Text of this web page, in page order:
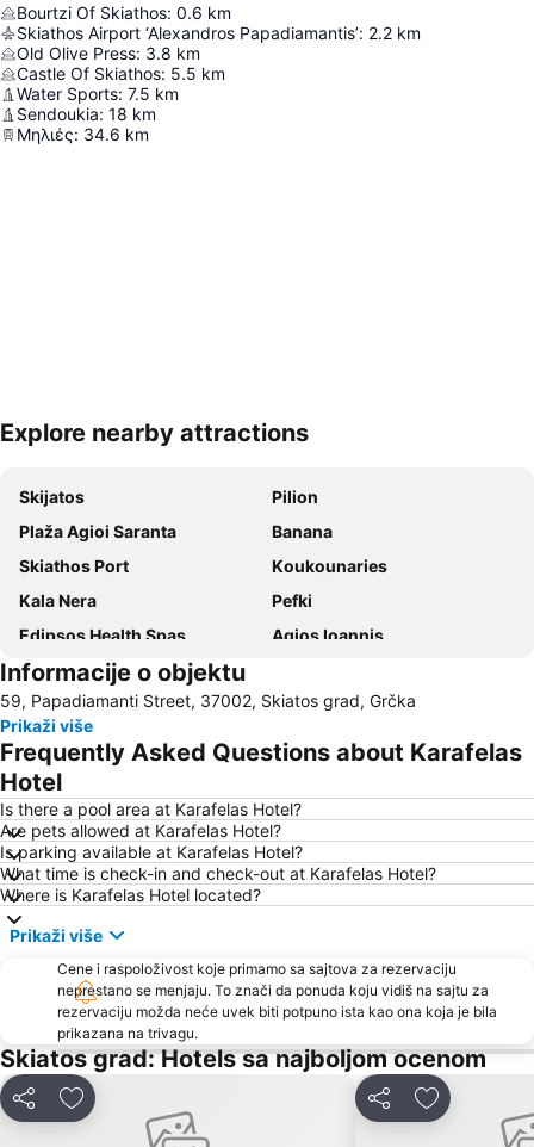
Bourtzi Of Skiathos: 0.6 km
Skiathos Airport ‘Alexandros Papadiamantis’: 2.2 km
Old Olive Press: 3.8 km
Castle Of Skiathos: 5.5 km
Water Sports: 7.5 km
Sendoukia: 18 km
Μηλιές: 34.6 km
Explore nearby attractions
Skijatos
Pilion
Plaža Agioi Saranta
Banana
Skiathos Port
Κoukounaries
Kala Nera
Pefki
Edipsos Health Spas
Agios Ioannis
Skiathos Island National Airport
Agria
Achladies
Milopotamos
Damouchari
Plaka
To τρενάκι του Πηλίου
Ovrios
Kolios
Agia Paraskevi
Agia Eleni
Neo Klima
Μilia
Traditional settelement Paleo Trikeri-Panagia
Papa Nero
Informacije o objektu
59, Papadiamanti Street, 37002, Skiatos grad, Grčka
Prikaži više
Frequently Asked Questions about Karafelas
Hotel
Is there a pool area at Karafelas Hotel?
Are pets allowed at Karafelas Hotel?
Is parking available at Karafelas Hotel?
What time is check-in and check-out at Karafelas Hotel?
Where is Karafelas Hotel located?
Prikaži više
Cene i raspoloživost koje primamo sa sajtova za rezervaciju
neprestano se menjaju. To znači da ponuda koju vidiš na sajtu za
rezervaciju možda neće uvek biti potpuno ista kao ona koja je bila
prikazana na trivagu.
Skiatos grad: Hotels sa najboljom ocenom
Deli Dodati u favorite Deli Dodati u